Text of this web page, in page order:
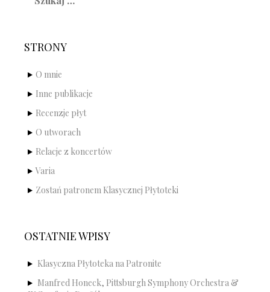
STRONY
O mnie
Inne publikacje
Recenzje płyt
O utworach
Relacje z koncertów
Varia
Zostań patronem Klasycznej Płytoteki
OSTATNIE WPISY
Klasyczna Płytoteka na Patronite
Manfred Honeck, Pittsburgh Symphony Orchestra &